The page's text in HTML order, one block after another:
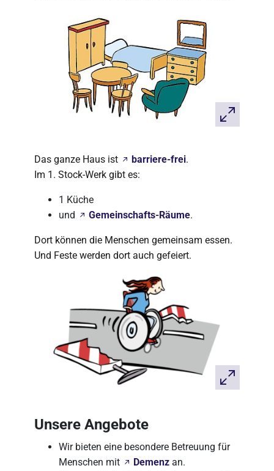
Das ganze Haus ist barriere-frei.
Im 1. Stock-Werk gibt es:
1 Küche
und
Gemeinschafts-Räume.
Dort können die Menschen gemeinsam essen.
Und Feste werden dort auch gefeiert.
Unsere Angebote
Wir bieten eine besondere Betreuung für
Menschen mit
Demenz an.